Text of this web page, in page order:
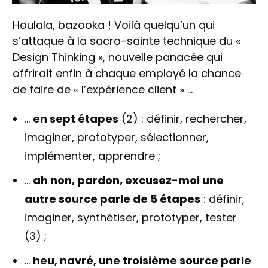
Houlala, bazooka ! Voilà quelqu’un qui
s’attaque à la sacro-sainte technique du «
Design Thinking », nouvelle panacée qui
offrirait enfin à chaque employé la chance
de faire de « l’expérience client » …
… en sept étapes (2) : définir, rechercher,
imaginer, prototyper, sélectionner,
implémenter, apprendre ;
… ah non, pardon, excusez-moi une
autre source parle de 5 étapes : définir,
imaginer, synthétiser, prototyper, tester
(3) ;
… heu, navré, une troisième source parle